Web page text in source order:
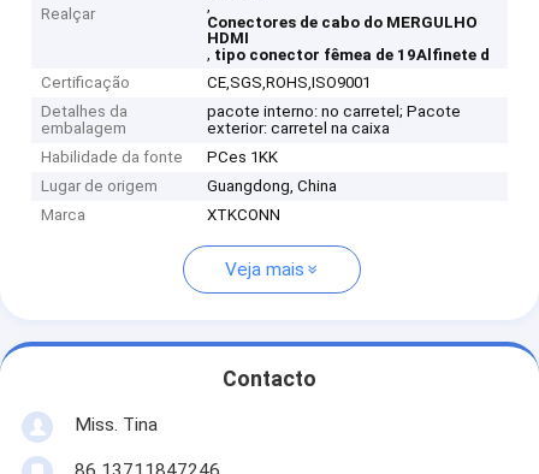
Realçar
,
Conectores de cabo do MERGULHO
HDMI
, tipo conector fêmea de 19Alfinete d
Certificação
CE,SGS,ROHS,ISO9001
Detalhes da
embalagem
pacote interno: no carretel; Pacote
exterior: carretel na caixa
Habilidade da fonte
PCes 1KK
Lugar de origem
Guangdong, China
Marca
XTKCONN
Veja mais
Contacto
Miss. Tina